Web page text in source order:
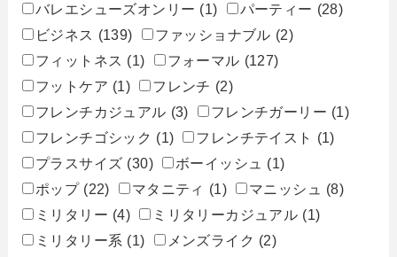
バレエシューズオンリー (1) パーティー (28)
ビジネス (139) ファッショナブル (2)
フィットネス (1) フォーマル (127)
フットケア (1) フレンチ (2)
フレンチカジュアル (3) フレンチガーリー (1)
フレンチゴシック (1) フレンチテイスト
(1)
プラスサイズ (30) ボーイッシュ
(1)
ポップ (22) マタニティ (1) マニッシュ
(8)
ミリタリー (4) ミリタリーカジュアル (1)
ミリタリー系 (1) メンズライク (2)